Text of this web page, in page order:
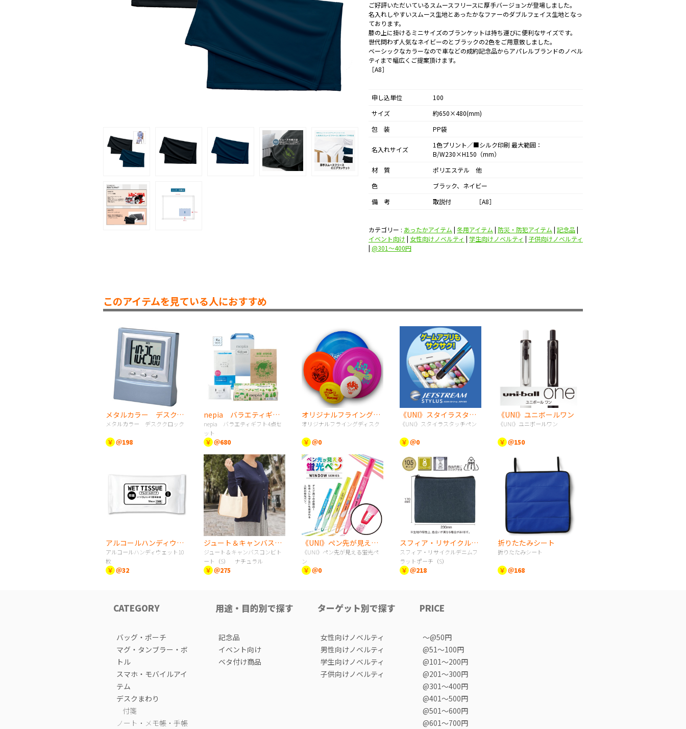
ご好評いただいているスムースフリースに厚手バージョンが登場しました。
名入れしやすいスムース生地とあったかなファーのダブルフェイス生地となっ
ております。
膝の上に掛けるミニサイズのブランケットは持ち運びに便利なサイズです。
世代問わず人気なネイビーのとブラックの2色をご用意致しました。
ベーシックなカラーなので車などの成約記念品からアパレルブランドのノベル
ティまで幅広くご提案頂けます。
［A8］
申し込単位
100
サイズ
約650×480(mm)
包 装
PP袋
名入れサイズ
1色プリント／■シルク印刷 最大範囲：
B/W230×H150（mm）
材 質
ポリエステル 他
色
ブラック、ネイビー
備 考
取説付 ［A8］
カテゴリー : あったかアイテム | 冬用アイテム | 防災・防犯アイテム | 記念品|
イベント向け | 女性向けノベルティ | 学生向けノベルティ | 子供向けノベルティ
| @301〜400円
このアイテムを見ている人におすすめ
メタルカラー デスククロック
メタルカラー デスククロック
￥ ＠198
nepia バラエティギフト4点セット
nepia バラエティギフト4点セ
ット
￥ ＠680
オリジナルフライングディスク
オリジナルフライングディスク
￥ ＠0
《UNI》スタイラスタッチペン
《UNI》スタイラスタッチペン
￥ ＠0
《UNI》ユニボールワン
《UNI》ユニボールワン
￥ ＠150
アルコールハンディウェット10枚
アルコールハンディウェット10
枚
￥ ＠32
ジュート＆キャンバスコンビトート（S） ナチュラル
ジュート＆キャンバスコンビト
ート（S） ナチュラル
￥ ＠275
《UNI》ペン先が見える蛍光ペン
《UNI》ペン先が見える蛍光ペ
ン
￥ ＠0
スフィア・リサイクルデニムフラットポーチ（S）
スフィア・リサイクルデニムフ
ラットポーチ（S）
￥ ＠218
折りたたみシート
折りたたみシート
￥ ＠168
CATEGORY
バッグ・ポーチ
マグ・タンブラー・ボ
トル
スマホ・モバイルアイ
テム
デスクまわり
付箋
ノート・メモ帳・手帳
用途・目的別で探す
記念品
イベント向け
ベタ付け商品
ターゲット別で探す
女性向けノベルティ
男性向けノベルティ
学生向けノベルティ
子供向けノベルティ
PRICE
〜@50円
@51〜100円
@101〜200円
@201〜300円
@301〜400円
@401〜500円
@501〜600円
@601〜700円